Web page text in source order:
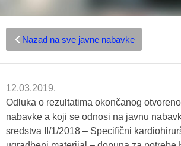
Nazad na sve javne nabavke
12.03.2019.
Odluka o rezultatima okončanog
nabavke a koji se odnosi na javnu
sredstva II/1/2018 – Specifični